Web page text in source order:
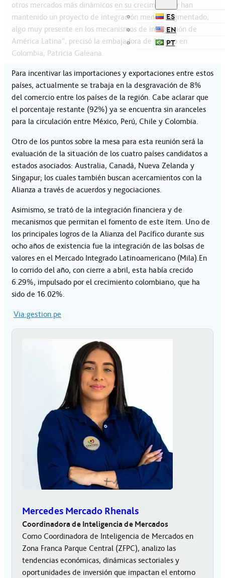
ES
EN
PT
otros mercados más dinámicos en su crecimiento y han
mantenido un proyecto de integración menos fragmentado,
algo muy presente en los mecanismos de integración de
América Latina”, precisó la embajadora de México en
Colombia, Patricia Galeana.
Para incentivar las importaciones y exportaciones entre estos
países, actualmente se trabaja en la desgravación de 8%
del comercio entre los países de la región. Cabe aclarar que
el porcentaje restante (92%) ya se encuentra sin aranceles
para la circulación entre México, Perú, Chile y Colombia.
Otro de los puntos sobre la mesa para esta reunión será la
evaluación de la situación de los cuatro países candidatos a
estados asociados: Australia, Canadá, Nueva Zelanda y
Singapur; los cuales también buscan acercamientos con la
Alianza a través de acuerdos y negociaciones.
Asimismo, se trató de la integración financiera y de
mecanismos que permitan el fomento de este ítem. Uno de
los principales logros de la Alianza del Pacífico durante sus
ocho años de existencia fue la integración de las bolsas de
valores en el Mercado Integrado Latinoamericano (Mila).En
lo corrido del año, con cierre a abril, esta había crecido
6.29%, impulsado por el crecimiento colombiano, que ha
sido de 16.02%.
Via:gestion.pe
Mercedes Mercado Rhenals
Coordinadora de Inteligencia de Mercados
Como Coordinadora de Inteligencia de Mercados en
Zona Franca Parque Central (ZFPC), analizo las
tendencias económicas, dinámicas sectoriales y
oportunidades de inversión que impactan el entorno